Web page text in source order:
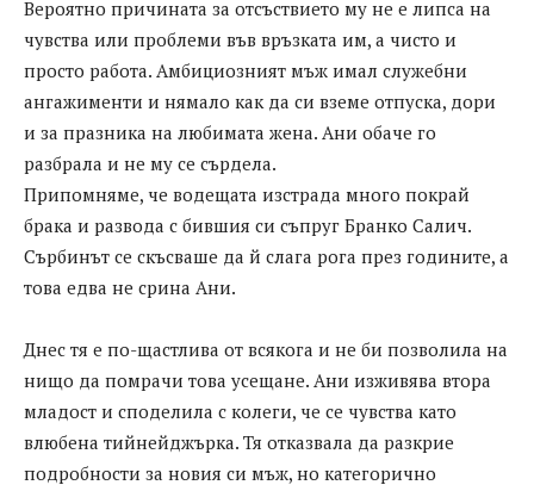
Вероятно причината за отсъствието му не е липса на
чувства или проблеми във връзката им, а чисто и
просто работа. Амбициозният мъж имал служебни
ангажименти и нямало как да си вземе отпуска, дори
и за празника на любимата жена. Ани обаче го
разбрала и не му се сърдела.
Припомняме, че водещата изстрада много покрай
брака и развода с бившия си съпруг Бранко Салич.
Сърбинът се скъсваше да й слага рога през годините, а
това едва не срина Ани.
Днес тя е по-щастлива от всякога и не би позволила на
нищо да помрачи това усещане. Ани изживява втора
младост и споделила с колеги, че се чувства като
влюбена тийнейджърка. Тя отказвала да разкрие
подробности за новия си мъж, но категорично